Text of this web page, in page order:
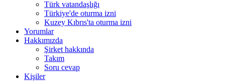
Türk vatandaşlığı
Türkiye'de oturma izni
Kuzey Kıbrıs'ta oturma izni
Yorumlar
Hakkımızda
Şirket hakkında
Takım
Soru cevap
Kişiler